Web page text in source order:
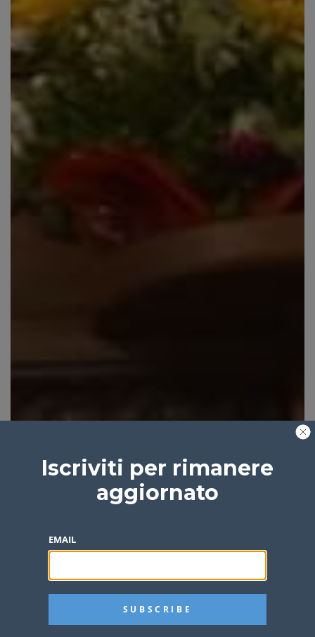
Iscriviti per rimanere
aggiornato
EMAIL